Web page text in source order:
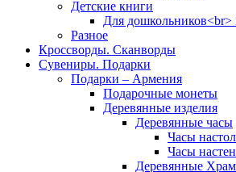
Детские книги
Для дошкольников<br>
Разное
Кроссворды. Сканворды
Сувениры. Подарки
Подарки – Армения
Подарочные монеты
Деревянные изделия
Деревянные часы
Часы
Часы
Деревянные